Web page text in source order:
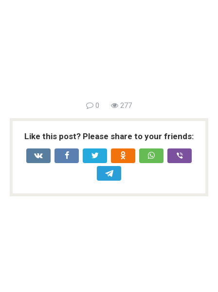
0 277
Like this post? Please share to your friends: